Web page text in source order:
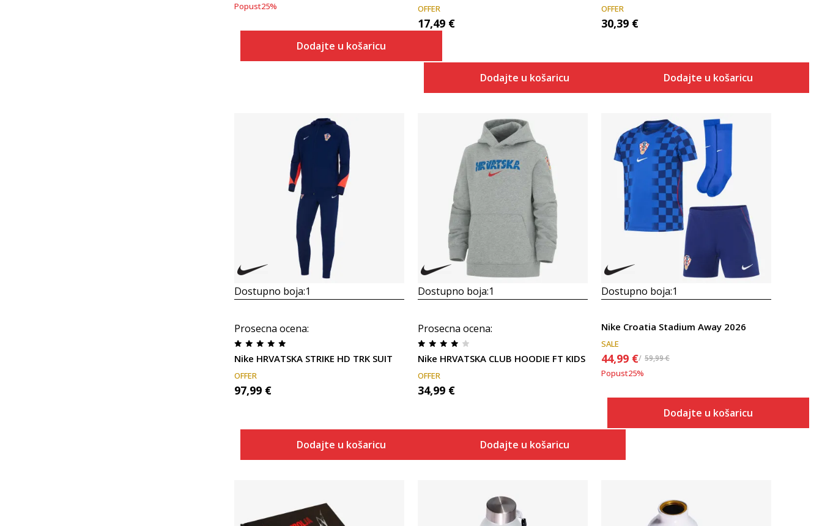
Popust25%
Dodajte u košaricu
OFFER
17,49 €
Dodajte u košaricu
OFFER
30,39 €
Dodajte u košaricu
Uporedi
Dostupno boja:1
Prosecna ocena:
Nike HRVATSKA STRIKE HD TRK SUIT
OFFER
97,99 €
Dodajte u košaricu
Uporedi
Dostupno boja:1
Prosecna ocena:
Nike HRVATSKA CLUB HOODIE FT KIDS
OFFER
34,99 €
Dodajte u košaricu
Uporedi
Dostupno boja:1
Nike Croatia Stadium Away 2026
SALE
44,99 € 59,99€
Popust25%
Dodajte u košaricu